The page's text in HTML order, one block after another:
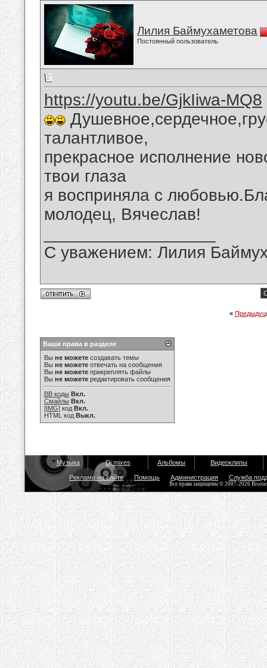
Лилия Баймухаметова
Постоянный пользователь
https://youtu.be/GjkIiwa-MQ8
талантливое,
прекрасное исполнение
твои глаза
я восприняла с
молодец, Вячеслав!
С уважением: Лилия
«
Ваши права в разделе
Вы не можете создавать темы
Вы не можете отвечать на сообщения
Вы не можете прикреплять файлы
Вы не можете редактировать сообщения
BB коды Вкл.
Смайлы Вкл.
[IMG] код Вкл.
HTML код Выкл.
Музыка Dj mixes Альбомы Видеоклипы
Реклама на сайте Помощь Администрация Служба
Все права защищены © 2007-2026